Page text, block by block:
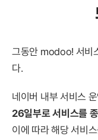
그동안 modoo! 서비
다.
네이버 내부 서비스
26일부로 서비스를
이에 따라 해당 서비